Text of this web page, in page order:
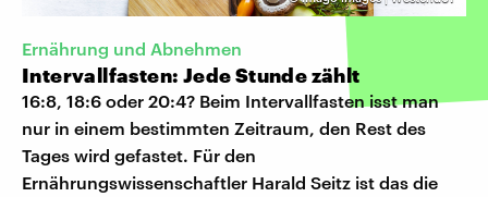
Ernährung und Abnehmen
Intervallfasten: Jede Stunde zählt
16:8, 18:6 oder 20:4? Beim Intervallfasten isst man
nur in einem bestimmten Zeitraum, den Rest des
Tages wird gefastet. Für den
Ernährungswissenschaftler Harald Seitz ist das die